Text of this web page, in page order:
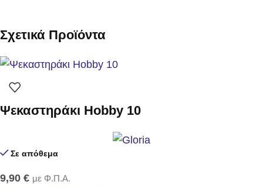
Σχετικά Προϊόντα
Ψεκαστηράκι Hobby 10
Σε απόθεμα
9,90 € με Φ.Π.Α.